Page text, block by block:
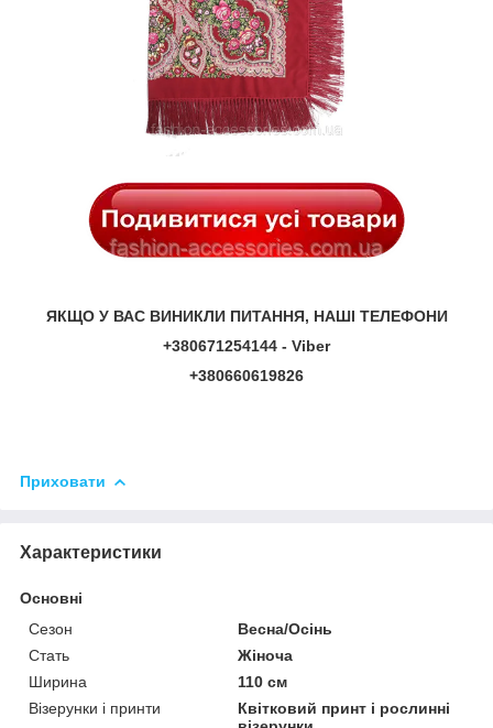
ЯКЩО У ВАС ВИНИКЛИ ПИТАННЯ, НАШІ ТЕЛЕФОНИ
+380671254144 - Viber
+380660619826
Приховати
Характеристики
Основні
Сезон
Весна/Осінь
Стать
Жіноча
Ширина
110 см
Візерунки і принти
Квітковий принт і рослинні